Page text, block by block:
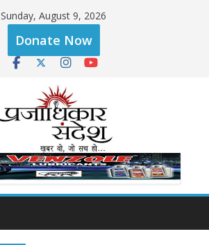
Sunday, August 9, 2026
Donate Now